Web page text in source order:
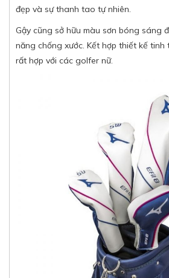
đẹp và sự thanh tao tự nhiên.
Gậy cũng sở hữu màu sơn bóng sáng
năng chống xước. Kết hợp thiết kế tinh
rất hợp với các golfer nữ.